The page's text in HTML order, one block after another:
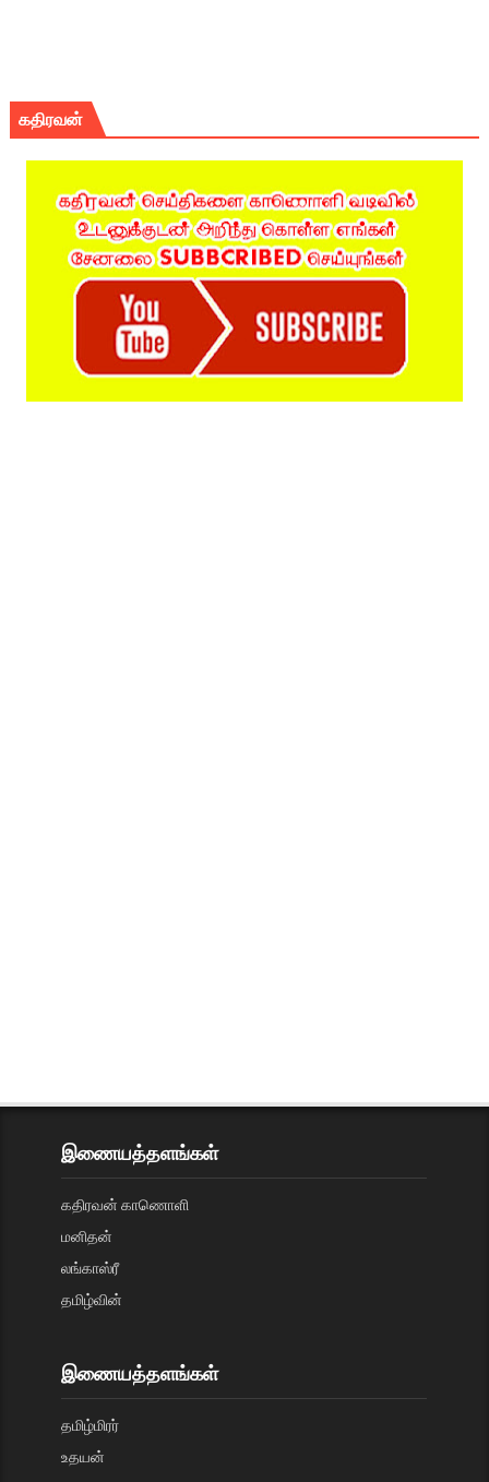
கதிரவன்
இணையத்தளங்கள்
கதிரவன் காணொளி
மனிதன்
லங்காஸ்ரீ
தமிழ்வின்
இணையத்தளங்கள்
தமிழ்மிரர்
உதயன்